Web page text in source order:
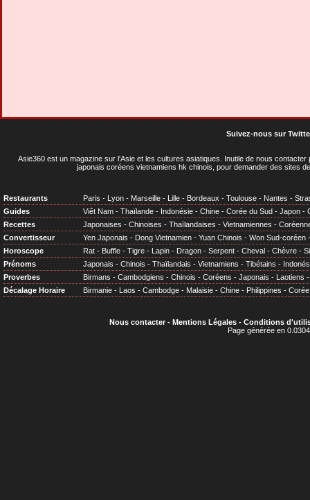
Suivez-nous sur
Asie360 est un magazine sur l'Asie et les cultures asiatiques . Inutile de nous
japonais coréens vietnamiens hk chinois, pour demander des sites
Restaurants Paris - Lyon - Marseille - Lille - Bordeaux - Toulouse - Nantes -
Guides
Viêt Nam - Thaïlande - Indonésie - Chine - Corée du Sud - Japon -
Recettes
Japonaises - Chinoises - Thaïlandaises - Vietnamiennes -
Convertisseur
Yen Japonais - Dong Vietnamien - Yuan Chinois - Won Sud-coréen
Horoscope
Rat - Buffle - Tigre - Lapin - Dragon - Serpent - Cheval - Chèvre -
Prénoms
Japonais - Chinois - Thaïlandais - Vietnamiens - Tibétains -
Proverbes
Birmans - Cambodgiens - Chinois - Coréens - Japonais - Laotiens
Décalage Horaire
Birmanie - Laos - Cambodge - Malaisie - Chine - Philippines - Corée
Nous contacter- Mentions Légales- Conditions
Page générée en